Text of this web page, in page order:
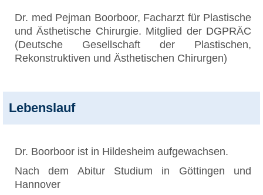
Dr. med Pejman Boorboor, Facharzt für Plastische
und Ästhetische Chirurgie. Mitglied der DGPRÄC
(Deutsche Gesellschaft der Plastischen,
Rekonstruktiven und Ästhetischen Chirurgen)
Lebenslauf
Dr. Boorboor ist in Hildesheim aufgewachsen.
Nach dem Abitur Studium in Göttingen und
Hannover